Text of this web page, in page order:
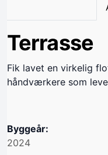
Terrasse
Fik lavet en virkelig
håndværkere som
Byggeår:
2024